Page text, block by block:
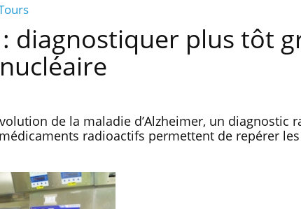
diagnostiquer plus tôt
de la maladie d’Alzheimer, un diagnostic
radioactifs permettent de repérer